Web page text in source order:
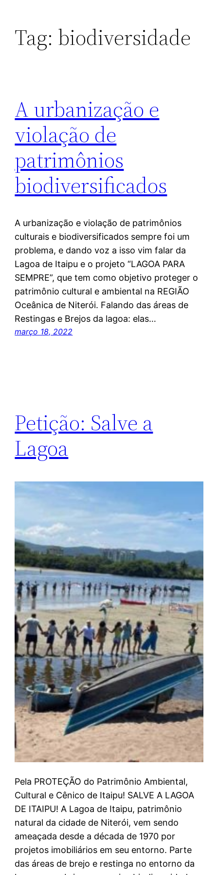
Tag: biodiversidade
A urbanização e
violação de
patrimônios
biodiversificados
A urbanização e violação de patrimônios
culturais e biodiversificados sempre foi um
problema, e dando voz a isso vim falar da
Lagoa de Itaipu e o projeto “LAGOA PARA
SEMPRE”, que tem como objetivo proteger o
patrimônio cultural e ambiental na REGIÃO
Oceânica de Niterói. Falando das áreas de
Restingas e Brejos da lagoa: elas…
março 18, 2022
Petição: Salve a
Lagoa
Pela PROTEÇÃO do Patrimônio Ambiental,
Cultural e Cênico de Itaipu! SALVE A LAGOA
DE ITAIPU! A Lagoa de Itaipu, patrimônio
natural da cidade de Niterói, vem sendo
ameaçada desde a década de 1970 por
projetos imobiliários em seu entorno. Parte
das áreas de brejo e restinga no entorno da